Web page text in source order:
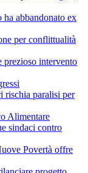
abbandonato ex
per conflittualità
prezioso intervento
rischia paralisi per
Alimentare
sindaci contro
Povertà offre